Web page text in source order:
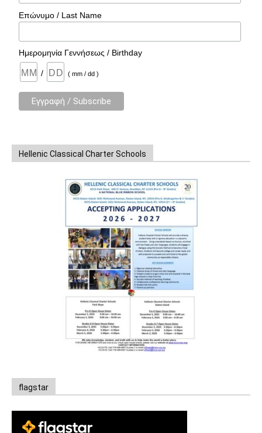
Επώνυμο / Last Name
Ημερομηνία Γεννήσεως / Birthday
/ ( mm / dd )
Hellenic Classical Charter Schools
flagstar